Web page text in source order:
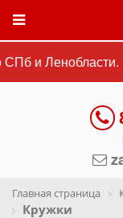
и Ленобласти.
Главная страница
Кружки